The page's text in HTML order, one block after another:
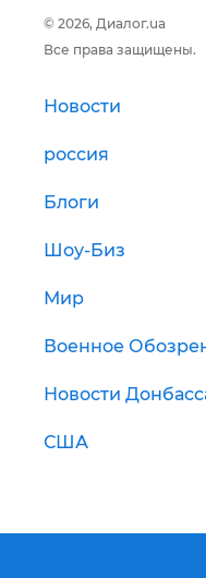
© 2026, Диалог.ua
Все права защищены.
Новости
россия
Блоги
Шоу-Биз
Мир
Военное
Новости
США